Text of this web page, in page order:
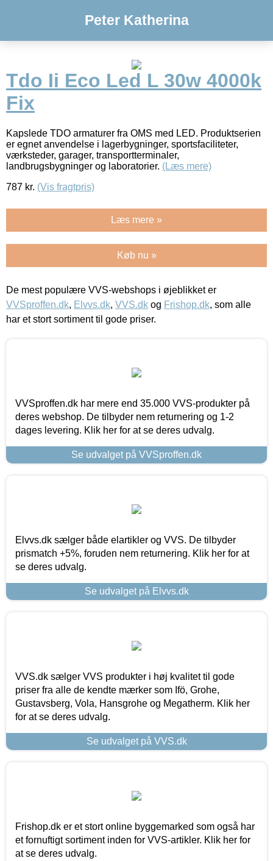
Peter Katherina
Tdo Ii Eco Led L 30w 4000k
Fix
Kapslede TDO armaturer fra OMS med LED. Produktserien
er egnet anvendelse i lagerbygninger, sportsfaciliteter,
værksteder, garager, transportterminaler,
landbrugsbygninger og laboratorier. (Læs mere)
787 kr. (Vis fragtpris)
Læs mere »
Køb nu »
De mest populære VVS-webshops i øjeblikket er
VVSproffen.dk, Elvvs.dk, VVS.dk og Frishop.dk, som alle
har et stort sortiment til gode priser.
VVSproffen.dk har mere end 35.000 VVS-produkter på
deres webshop. De tilbyder nem returnering og 1-2
dages levering. Klik her for at se deres udvalg.
Se udvalget på VVSproffen.dk
Elvvs.dk sælger både elartikler og VVS. De tilbyder
prismatch +5%, foruden nem returnering. Klik her for at
se deres udvalg.
Se udvalget på Elvvs.dk
VVS.dk sælger VVS produkter i høj kvalitet til gode
priser fra alle de kendte mærker som Ifö, Grohe,
Gustavsberg, Vola, Hansgrohe og Megatherm. Klik her
for at se deres udvalg.
Se udvalget på VVS.dk
Frishop.dk er et stort online byggemarked som også har
et fornuftigt sortiment inden for VVS-artikler. Klik her for
at se deres udvalg.